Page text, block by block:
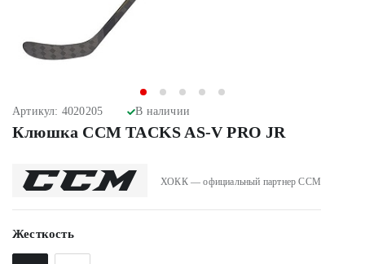
Артикул: 4020205 В наличии
Клюшка CCM TACKS AS-V PRO JR
ХОКК — официальный партнер CCM
Жесткость